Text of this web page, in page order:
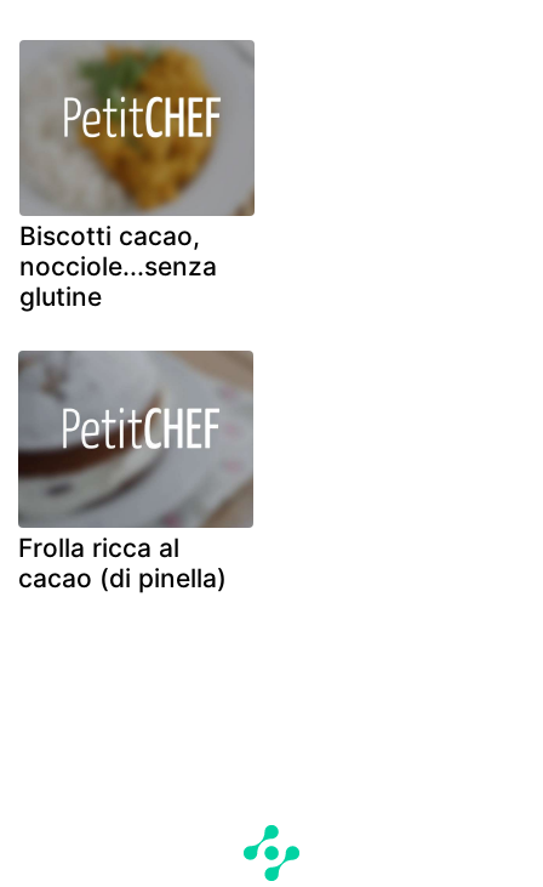
Biscotti cacao,
nocciole...senza
glutine
Frolla ricca al
cacao (di pinella)